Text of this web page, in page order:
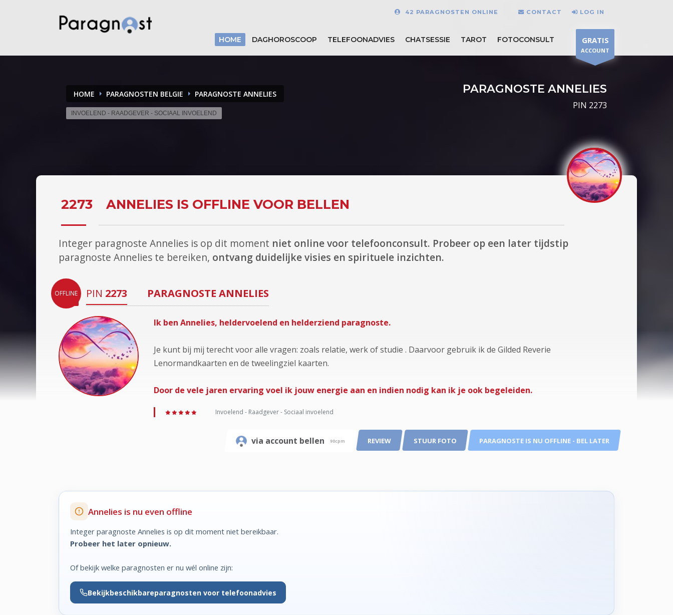
42 PARAGNOSTEN ONLINE CONTACT LOG IN
HOME DAGHOROSCOOP TELEFOONADVIES CHATSESSIE TAROT FOTOCONSULT GRATIS
ACCOUNT
HOME PARAGNOSTEN BELGIE PARAGNOSTE ANNELIES
INVOELEND - RAADGEVER - SOCIAAL INVOELEND
PARAGNOSTE ANNELIES
PIN 2273
2273 ANNELIES IS OFFLINE VOOR BELLEN
Integer paragnoste Annelies is op dit moment niet online voor telefoonconsult. Probeer op een later tijdstip
paragnoste Annelies te bereiken, ontvang duidelijke visies en spirituele inzichten.
OFFLINE PIN 2273 PARAGNOSTE ANNELIES
Ik ben Annelies, heldervoelend en helderziend paragnoste.
Je kunt bij mij terecht voor alle vragen: zoals relatie, werk of studie . Daarvoor gebruik ik de Gilded Reverie
Lenormandkaarten en de tweelingziel kaarten.
Door de vele jaren ervaring voel ik jouw energie aan en indien nodig kan ik je ook begeleiden.
Invoelend - Raadgever - Sociaal invoelend
via account bellen 90cpm REVIEW STUUR FOTO PARAGNOSTE IS NU OFFLINE - BEL LATER
Annelies is nu even offline
Integer paragnoste Annelies is op dit moment niet bereikbaar.
Probeer het later opnieuw.
Of bekijk welke paragnosten er nu wél online zijn:
Bekijkbeschikbareparagnosten voor telefoonadvies